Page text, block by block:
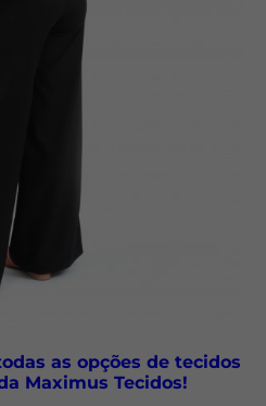
as opções de tecidos
Maximus Tecidos!